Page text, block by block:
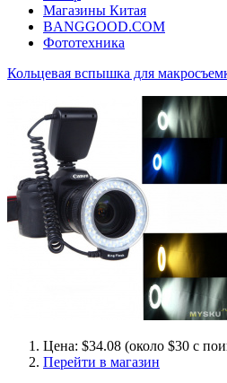
Магазины Китая
BANGGOOD.COM
Фототехника
Кольцевая вспышка для
Цена: $34.08 (около $30 с
Перейти в магазин